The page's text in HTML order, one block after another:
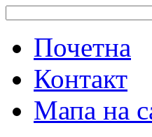
Почетна
Контакт
Мапа на